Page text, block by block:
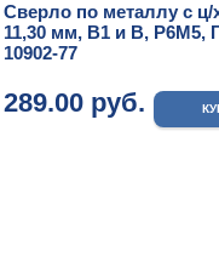
Сверло по металлу с ц/
11,30 мм, В1 и В, Р6М5,
10902-77
289.00 руб.